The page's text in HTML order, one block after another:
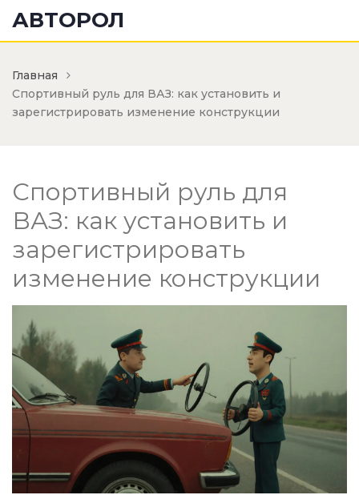
АВТОРОЛ
Главная
Спортивный руль для ВАЗ: как установить и
зарегистрировать изменение конструкции
Спортивный руль для
ВАЗ: как установить и
зарегистрировать
изменение конструкции